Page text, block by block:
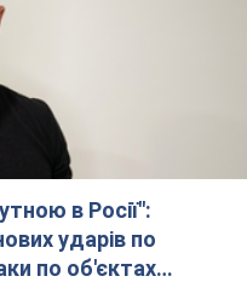
в Росії":
ударів по
по об'єктах